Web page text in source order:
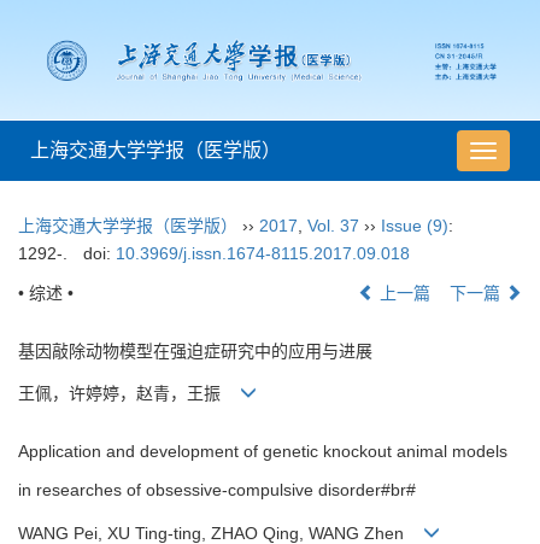
导
航
上海交通大学学报（医学版）
上海交通大学学报（医学版） ›› 2017 Vol. 37 ›› Issue (9):
1292-.
doi: 10.3969/j.issn.1674-8115.2017.09.018
• 综述 • 上一篇 下一篇
基因敲除动物模型在强迫症研究中的应用与进展
王佩，许婷婷，赵青，王振
Application and development of genetic knockout animal models
in researches of obsessive-compulsive disorder#br#
WANG Pei, XU Ting-ting, ZHAO Qing, WANG Zhen